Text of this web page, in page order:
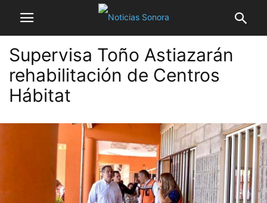
Supervisa Toño Astiazarán
rehabilitación de Centros
Hábitat